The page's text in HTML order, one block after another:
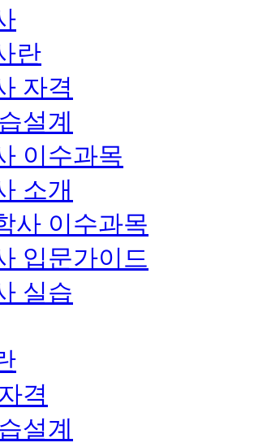
란
자격
설계
이수과목
소개
사 이수과목
입문가이드
실습
격
설계